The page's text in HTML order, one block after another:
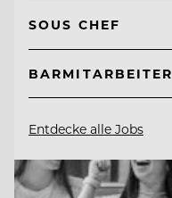
SOUS CHEF
BARMITARBEITER
Entdecke alle Jobs